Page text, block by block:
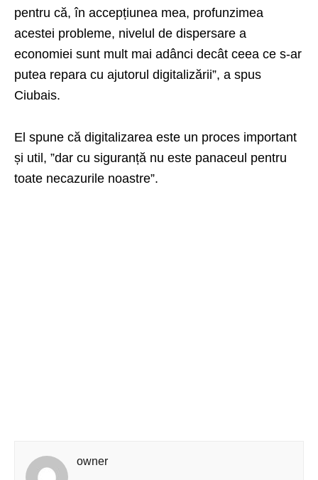
pentru că, în accepțiunea mea, profunzimea
acestei probleme, nivelul de dispersare a
economiei sunt mult mai adânci decât ceea ce s-ar
putea repara cu ajutorul digitalizării”, a spus
Ciubais.
El spune că digitalizarea este un proces important
și util, ”dar cu siguranță nu este panaceul pentru
toate necazurile noastre”.
owner